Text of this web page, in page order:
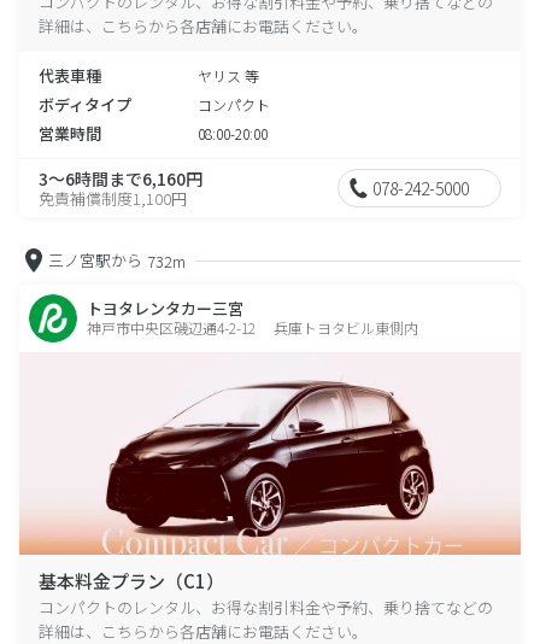
詳細は、こちらから各店舗にお電話ください。
代表車種 ヤリス 等
ボディタイプ コンパクト
営業時間 08:00-20:00
3～6時間まで6,160円
免責補償制度1,100円 078-242-5000
三ノ宮駅から 732m
トヨタレンタカー三宮
神戸市中央区磯辺通4-2-12 兵庫トヨタビル東側内
基本料金プラン（C1）
コンパクトのレンタル、お得な割引料金や予約、乗り捨てなどの
詳細は、こちらから各店舗にお電話ください。